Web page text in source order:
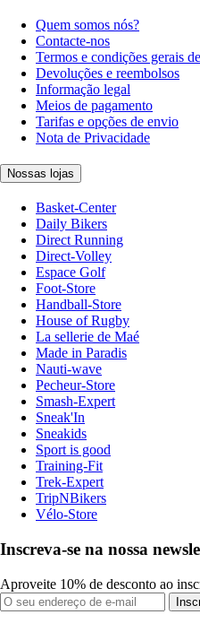
Quem somos nós?
Contacte-nos
Termos e condições gerais
Devoluções e reembolsos
Informação legal
Meios de pagamento
Tarifas e opções de envio
Nota de Privacidade
Nossas lojas
Basket-Center
Daily Bikers
Direct Running
Direct-Volley
Espace Golf
Foot-Store
Handball-Store
House of Rugby
La sellerie de Maé
Made in Paradis
Nauti-wave
Pecheur-Store
Smash-Expert
Sneak'In
Sneakids
Sport is good
Training-Fit
Trek-Expert
TripNBikers
Vélo-Store
Inscreva-se na nossa
Aproveite 10% de desconto ao